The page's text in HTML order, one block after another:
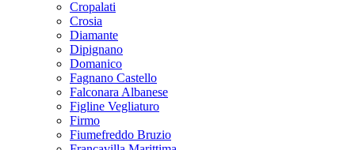
Cropalati
Crosia
Diamante
Dipignano
Domanico
Fagnano Castello
Falconara Albanese
Figline Vegliaturo
Firmo
Fiumefreddo Bruzio